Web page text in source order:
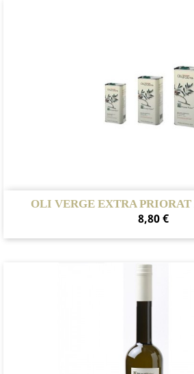
OLI VERGE EXTRA
Preu
8,80 €